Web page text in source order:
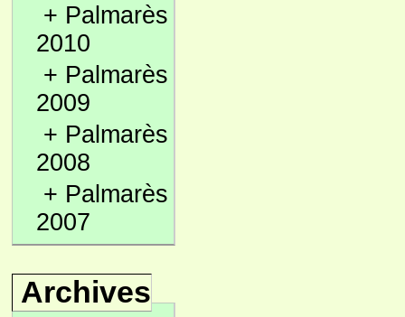
+ Palmarès
2010
+ Palmarès
2009
+ Palmarès
2008
+ Palmarès
2007
Archives